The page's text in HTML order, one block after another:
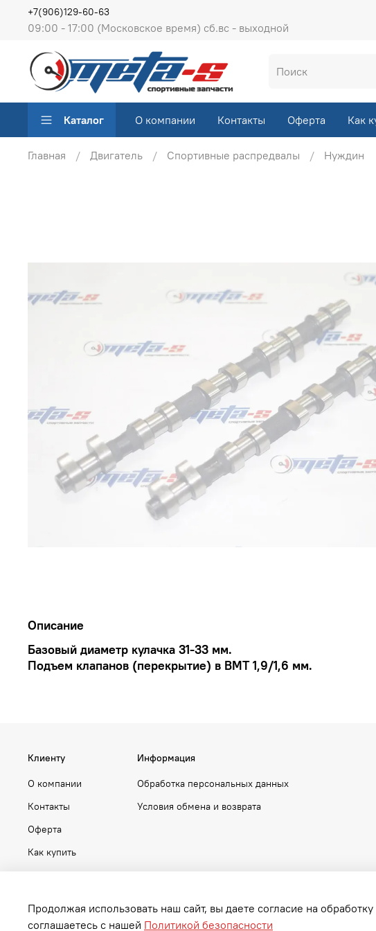
09:00 - 17:00 (Московское время) сб.вс - выходной
+7(906)129-60-63
Каталог О компании Контакты Оферта Как
Главная Двигатель Спортивные распредвалы Нуждин
Описание
Базовый диаметр кулачка 31-33 мм.
Подъем клапанов (перекрытие) в ВМТ 1,9/1,6 мм.
Клиенту
О компании
Контакты
Оферта
Как купить
Информация
Обработка персональных данных
Условия обмена и возврата
Продолжая использовать наш сайт, вы даете согласие на
соглашаетесь с нашей Политикой безопасности